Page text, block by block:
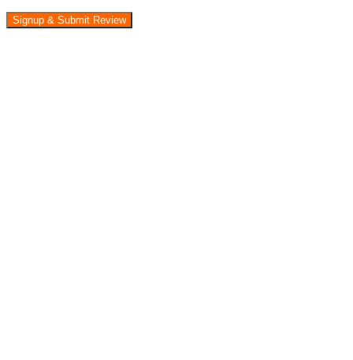
Signup & Submit Review